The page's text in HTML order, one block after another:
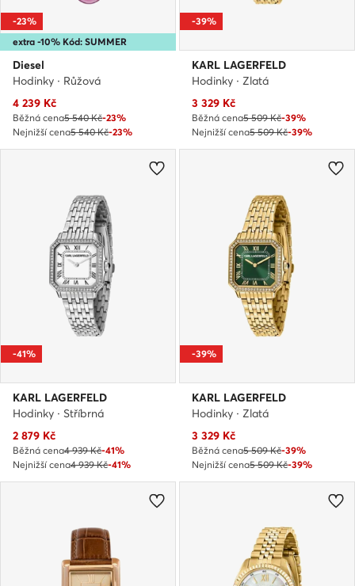
extra -10% Kód: SUMMER
-23%
Diesel
Hodinky · Růžová
Aktuální cena
4 239 Kč
Běžná cena5 540 Kč-23%
Nejnižší cena5 540 Kč-23%
-39%
KARL LAGERFELD
Hodinky · Zlatá
Aktuální cena
3 329 Kč
Běžná cena5 509 Kč-39%
Nejnižší cena5 509 Kč-39%
-41%
KARL LAGERFELD
Hodinky · Stříbrná
Aktuální cena
2 879 Kč
Běžná cena4 939 Kč-41%
Nejnižší cena4 939 Kč-41%
-39%
KARL LAGERFELD
Hodinky · Zlatá
Aktuální cena
3 329 Kč
Běžná cena5 509 Kč-39%
Nejnižší cena5 509 Kč-39%